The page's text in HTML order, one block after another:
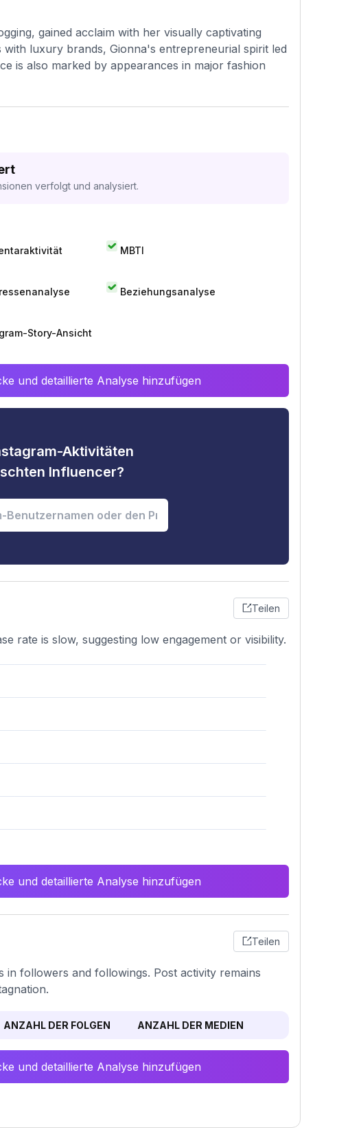
gained acclaim with her visually captivating
luxury brands, Gionna's entrepreneurial spirit led
is also marked by appearances in major fashion
verfolgt und analysiert.
MBTI
Beziehungsanalyse
Story-Ansicht
und detaillierte Analyse hinzufügen
Aktivitäten
Influencer?
Teilen
rate is slow, suggesting low engagement or visibility.
und detaillierte Analyse hinzufügen
Teilen
followers and followings. Post activity remains
ANZAHL DER FOLGEN ANZAHL DER MEDIEN
und detaillierte Analyse hinzufügen